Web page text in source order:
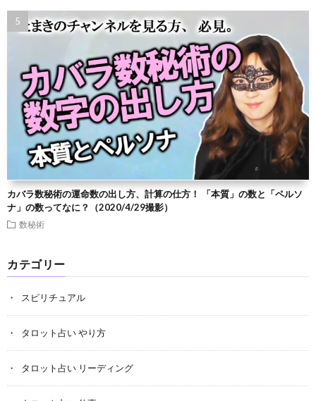
カバラ数秘術の運命数の出し方、計算の仕方！ 「本質」の数と「ペルソ
ナ」の数ってなに？（2020/4/29撮影）
数秘術
カテゴリー
スピリチュアル
タロット占い やり方
タロット占い リーディング